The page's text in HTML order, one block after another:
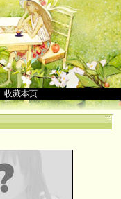
收藏本页